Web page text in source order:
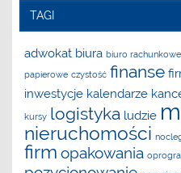
TAGI
adwokat biura biuro rachunkowe
papierowe czystość finanse
inwestycje kalendarze
kursy logistyka ludzie
nieruchomości
firm opakowania